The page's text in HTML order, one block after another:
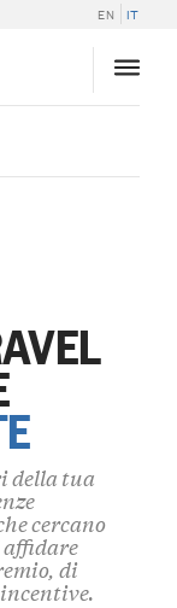
EN IT
della tua
cercano
di